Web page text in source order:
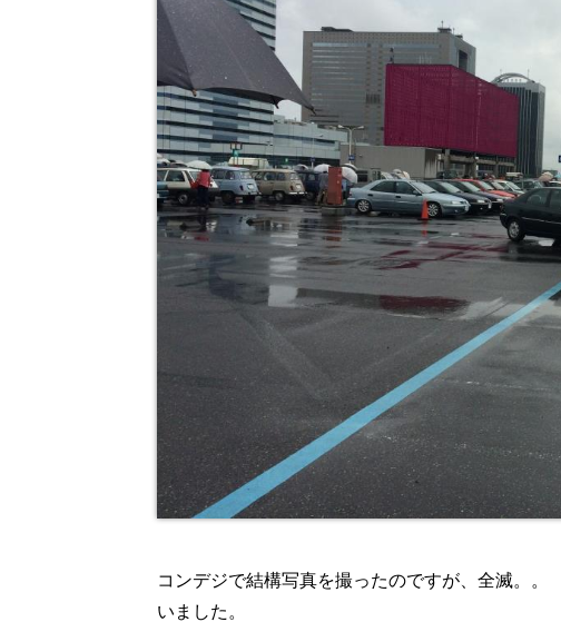
コンデジで結構写真を撮ったのですが、全滅。
いました。